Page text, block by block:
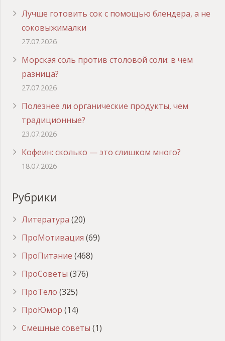
Лучше готовить сок с помощью блендера, а не
соковыжималки
27.07.2026
Морская соль против столовой соли: в чем
разница?
27.07.2026
Полезнее ли органические продукты, чем
традиционные?
23.07.2026
Кофеин: сколько — это слишком много?
18.07.2026
Рубрики
Литература (20)
ПроМотивация (69)
ПроПитание (468)
ПроСоветы (376)
ПроТело (325)
ПроЮмор (14)
Смешные советы (1)